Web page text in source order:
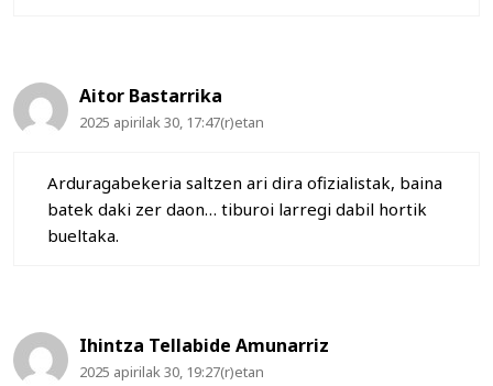
Aitor Bastarrika
2025 apirilak 30, 17:47(r)etan
Arduragabekeria saltzen ari dira ofizialistak, baina
batek daki zer daon… tiburoi larregi dabil hortik
bueltaka.
Ihintza Tellabide Amunarriz
2025 apirilak 30, 19:27(r)etan